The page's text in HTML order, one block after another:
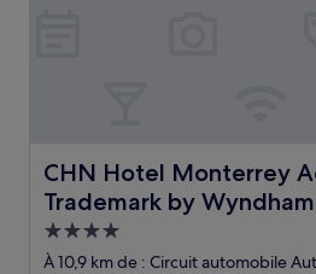
CHN Hotel Monterrey
Trademark by Wyndham
CHN Hotel Monterrey
Hébergement
4.0 étoiles
À 10,9 km de : Circuit automobile